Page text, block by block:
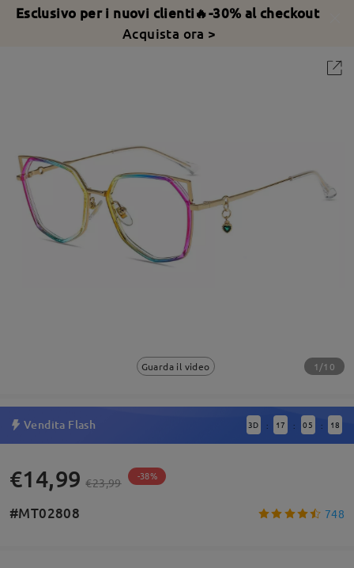
Esclusivo per i nuovi clienti🔥-30% al checkout
Acquista ora >
Guarda il video 1/10
Vendita Flash 3D : 17 : 05 : 18
€14,99 €23,99 -38%
#MT02808 748